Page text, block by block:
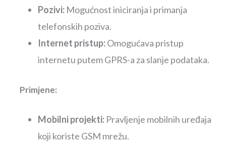
Pozivi: Mogućnost iniciranja i primanja
telefonskih poziva.
Internet pristup:Omogućava pristup
internetu putem GPRS-a za slanje podataka.
Primjene:
Mobilni projekti: Pravljenje mobilnih uređaja
koji koriste GSM mrežu.